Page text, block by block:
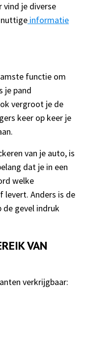
vind je diverse
nuttige informatie
functie om
je pand
vergroot je de
keer op keer je
van je auto, is
dat je in een
welke
levert. Anders is de
de gevel indruk
VAN
verkrijgbaar: